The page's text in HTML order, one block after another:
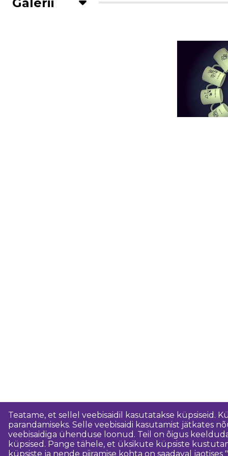
Teatame, et sellel veebisaidil kasutatakse küpsiseid.
parandamiseks. Selle veebisaidi kasutamist jätkates
veebisaidiga ühenduse loonud. Teil on õigus
küpsised. Pange tähele, et üksikute küpsiste
küpsiste ja nende piiramise kohta on saadaval jaotises